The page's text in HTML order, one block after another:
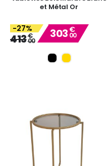
et Métal Or
-27%
413€
00
Special
Price
303 €
00